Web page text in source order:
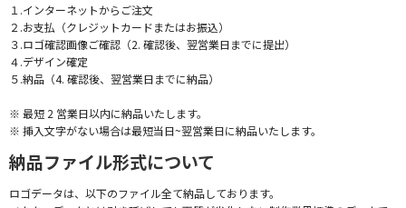
１.インターネットからご注文
２.お支払（クレジットカードまたはお振込）
３.ロゴ確認画像ご確認（2. 確認後、翌営業日までに提出）
４.デザイン確定
５.納品（4. 確認後、翌営業日までに納品）
※ 最短 2 営業日以内に納品いたします。
※ 挿入文字がない場合は最短当日~翌営業日に納品いたします。
納品ファイル形式について
ロゴデータは、以下のファイル全て納品しております。